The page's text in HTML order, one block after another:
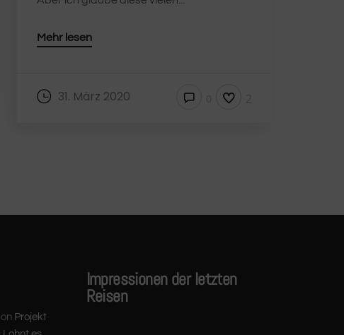
Mehr lesen
31. März 2020
on Projekt
Impressionen der letzten
Reisen